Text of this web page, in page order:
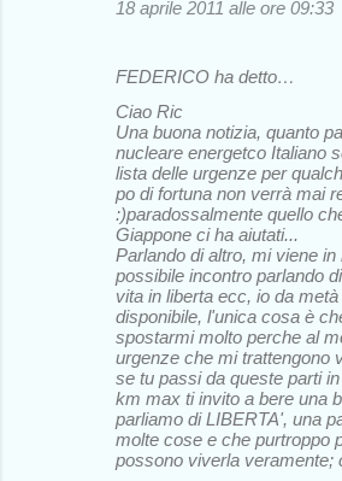
18 aprile 2011 alle ore 09:33
FEDERICO ha detto…
Ciao Ric
Una buona notizia, quanto
nucleare energetco Italiano
lista delle urgenze per
po di fortuna non verrà mai
:)paradossalmente quello
Giappone ci ha aiutati...
Parlando di altro, mi viene
possibile incontro parlando
vita in liberta ecc, io da
disponibile, l'unica cosa è
spostarmi molto perche al
urgenze che mi trattengono
se tu passi da queste parti
km max ti invito a bere una
parliamo di LIBERTA', una
molte cose e che purtroppo
possono viverla veramente;